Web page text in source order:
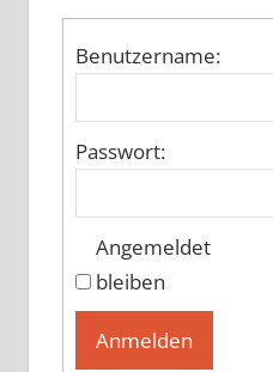
Benutzername:
Passwort:
Angemeldet
bleiben
Anmelden